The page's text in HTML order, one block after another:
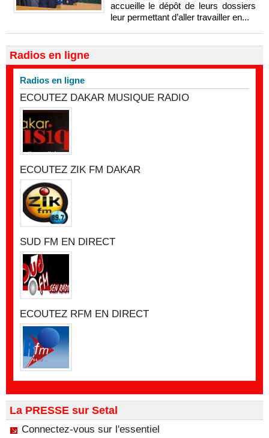
accueille le dépôt de leurs dossiers
leur permettant d’aller travailler en...
Radios en ligne
Radios en ligne
ECOUTEZ DAKAR MUSIQUE RADIO
ECOUTEZ ZIK FM DAKAR
SUD FM EN DIRECT
ECOUTEZ RFM EN DIRECT
La PRESSE sur Setal
Connectez-vous sur l'essentiel